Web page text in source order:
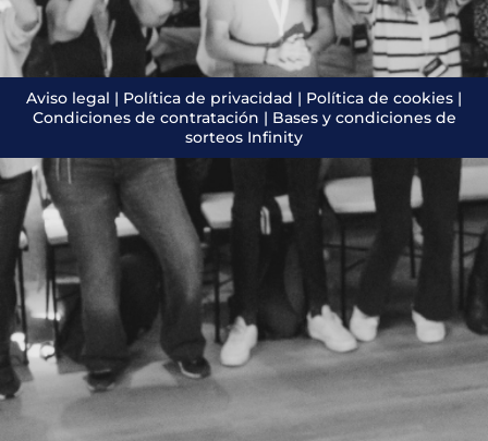
Aviso legal | Política de privacidad | Política de cookies |
Condiciones de contratación | Bases y condiciones de
sorteos Infinity